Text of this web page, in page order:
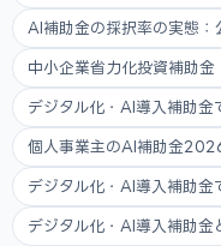
AI補助金の採択率の実態：
中小企業省力化投資補助金
デジタル化・AI導入補助金
個人事業主のAI補助金
デジタル化・AI導入補助金
デジタル化・AI導入補助金